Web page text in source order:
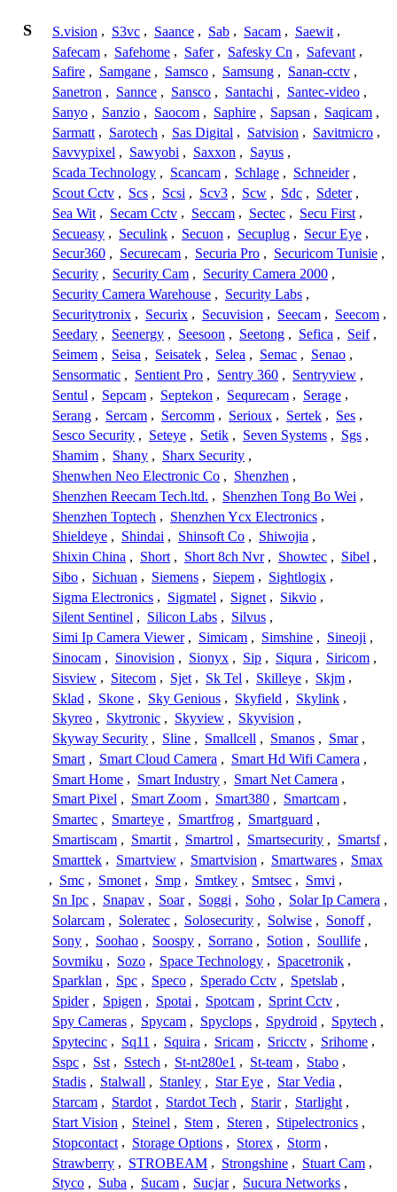
S S.vision , S3vc , Saance , Sab , Sacam , Saewit ,
Safecam , Safehome , Safer , Safesky Cn , Safevant ,
Safire , Samgane , Samsco , Samsung , Sanan-cctv ,
Sanetron , Sannce , Sansco , Santachi , Santec-video ,
Sanyo , Sanzio , Saocom , Saphire , Sapsan , Saqicam ,
Sarmatt , Sarotech , Sas Digital , Satvision , Savitmicro ,
Savvypixel , Sawyobi , Saxxon , Sayus ,
Scada Technology , Scancam , Schlage , Schneider ,
Scout Cctv , Scs , Scsi , Scv3 , Scw , Sdc , Sdeter ,
Sea Wit , Secam Cctv , Seccam , Sectec , Secu First ,
Secueasy , Seculink , Secuon , Secuplug , Secur Eye ,
Secur360 , Securecam , Securia Pro , Securicom Tunisie ,
Security , Security Cam , Security Camera 2000 ,
Security Camera Warehouse , Security Labs ,
Securitytronix , Securix , Secuvision , Seecam , Seecom ,
Seedary , Seenergy , Seesoon , Seetong , Sefica , Seif ,
Seimem , Seisa , Seisatek , Selea , Semac , Senao ,
Sensormatic , Sentient Pro , Sentry 360 , Sentryview ,
Sentul , Sepcam , Septekon , Sequrecam , Serage ,
Serang , Sercam , Sercomm , Serioux , Sertek , Ses ,
Sesco Security , Seteye , Setik , Seven Systems , Sgs ,
Shamim , Shany , Sharx Security ,
Shenwhen Neo Electronic Co , Shenzhen ,
Shenzhen Reecam Tech.ltd. , Shenzhen Tong Bo Wei ,
Shenzhen Toptech , Shenzhen Ycx Electronics ,
Shieldeye , Shindai , Shinsoft Co , Shiwojia ,
Shixin China , Short , Short 8ch Nvr , Showtec , Sibel ,
Sibo , Sichuan , Siemens , Siepem , Sightlogix ,
Sigma Electronics , Sigmatel , Signet , Sikvio ,
Silent Sentinel , Silicon Labs , Silvus ,
Simi Ip Camera Viewer , Simicam , Simshine , Sineoji ,
Sinocam , Sinovision , Sionyx , Sip , Siqura , Siricom ,
Sisview , Sitecom , Sjet , Sk Tel , Skilleye , Skjm ,
Sklad , Skone , Sky Genious , Skyfield , Skylink ,
Skyreo , Skytronic , Skyview , Skyvision ,
Skyway Security , Sline , Smallcell , Smanos , Smar ,
Smart , Smart Cloud Camera , Smart Hd Wifi Camera ,
Smart Home , Smart Industry , Smart Net Camera ,
Smart Pixel , Smart Zoom , Smart380 , Smartcam ,
Smartec , Smarteye , Smartfrog , Smartguard ,
Smartiscam , Smartit , Smartrol , Smartsecurity , Smartsf ,
Smarttek , Smartview , Smartvision , Smartwares , Smax
, Smc , Smonet , Smp , Smtkey , Smtsec , Smvi ,
Sn Ipc , Snapav , Soar , Soggi , Soho , Solar Ip Camera ,
Solarcam , Soleratec , Solosecurity , Solwise , Sonoff ,
Sony , Soohao , Soospy , Sorrano , Sotion , Soullife ,
Sovmiku , Sozo , Space Technology , Spacetronik ,
Sparklan , Spc , Speco , Sperado Cctv , Spetslab ,
Spider , Spigen , Spotai , Spotcam , Sprint Cctv ,
Spy Cameras , Spycam , Spyclops , Spydroid , Spytech ,
Spytecinc , Sq11 , Squira , Sricam , Sricctv , Srihome ,
Sspc , Sst , Sstech , St-nt280e1 , St-team , Stabo ,
Stadis , Stalwall , Stanley , Star Eye , Star Vedia ,
Starcam , Stardot , Stardot Tech , Starir , Starlight ,
Start Vision , Steinel , Stem , Steren , Stipelectronics ,
Stopcontact , Storage Options , Storex , Storm ,
Strawberry , STROBEAM , Strongshine , Stuart Cam ,
Styco , Suba , Sucam , Sucjar , Sucura Networks ,